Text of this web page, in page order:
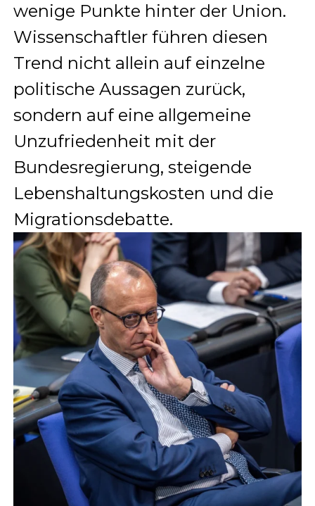
wenige Punkte hinter der Union.
Wissenschaftler führen diesen
Trend nicht allein auf einzelne
politische Aussagen zurück,
sondern auf eine allgemeine
Unzufriedenheit mit der
Bundesregierung, steigende
Lebenshaltungskosten und die
Migrationsdebatte.